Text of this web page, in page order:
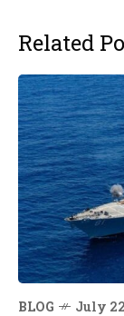
Related
BLOG July